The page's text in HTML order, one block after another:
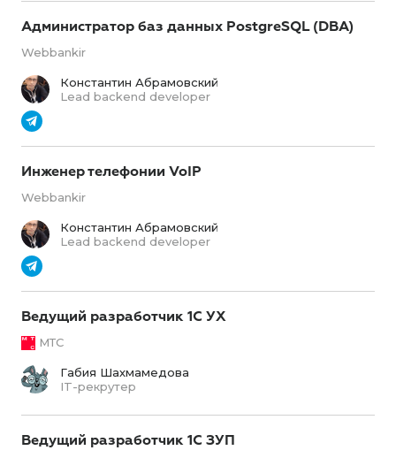
Администратор баз данных PostgreSQL (DBA)
Webbankir
Константин Абрамовский
Lead backend developer
Инженер телефонии VoIP
Webbankir
Константин Абрамовский
Lead backend developer
Ведущий разработчик 1С УХ
МТС
Габия Шахмамедова
IT-рекрутер
Ведущий разработчик 1С ЗУП